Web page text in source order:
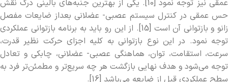
عمقی نیز توجه نمود [10]. یکی از بهترین جنبه‌­های بالینی درک نقش
حس عمقی در کنترل سیستم عصبی- عضلانی بعداز ضایعات مفصل
زانو و بازتوانی آن است [15]. از این رو باید به برنامه بازتوانی عملکردی
توجه نمود. در این نوع بازتوانی به کلیه اجزای حرکت نظیر قدرت،
سرعت، استقامت، توان، هماهنگی عصبی- عضلانی، چابکی و تعادل
توجه می‌­شود و هدف نهایی بازگشت هر چه سریع­‌تر و مطمئن­‌تر فرد به